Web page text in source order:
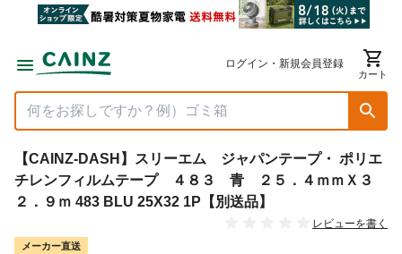
ログイン・新規会員登録
カート
【CAINZ-DASH】スリーエム ジャパンテープ・ ポリエ
チレンフィルムテープ ４８３ 青 ２５．４ｍｍＸ３
２．９ｍ 483 BLU 25X32 1P【別送品】
レビューを書く
メーカー直送